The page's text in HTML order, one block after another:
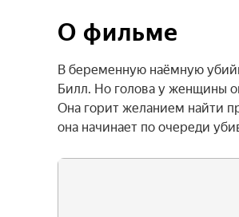
О фильме
В беременную наёмную
Билл. Но голова у женщины
Она горит желанием найти
она начинает по очереди